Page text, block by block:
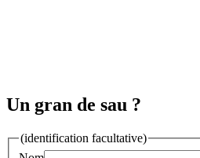
Un gran de sau ?
(identification facultative)